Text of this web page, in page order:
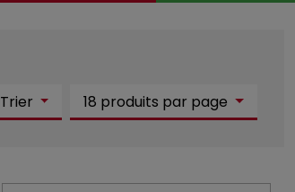
Trier 18 produits par page